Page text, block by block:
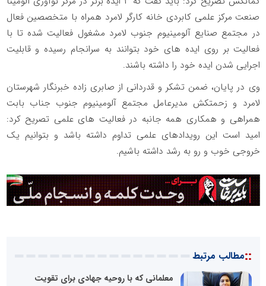
صنعت مرکز علمی کابردی خانه کارگر لامرد همراه با متخصصین فعال
در مجتمع صنایع آلومینیوم جنوب لامرد مشغول فعالیت شده تا با
فعالیت بر روی ایده های خود بتوانند به سرانجام رسیده و قابلیت
اجرایی شدن ایده خود را داشته باشند.
وی در پایان، ضمن تشکر و قدردانی از صابری زاده خبرنگار شهرستان
لامرد و زحمتکش مدیرعامل مجتمع آلومینیوم جنوب جناب بابت
همراهی و همکاری همه جانبه در فعالیت های علمی تصریح کرد:
امید است این رویدادهای علمی تداوم داشته باشد و بتوانیم یک
خروجی خوب و رو به رشد داشته باشیم.
::مطالب مرتبط
معلمانی که با روحیه جهادی برای تقویت